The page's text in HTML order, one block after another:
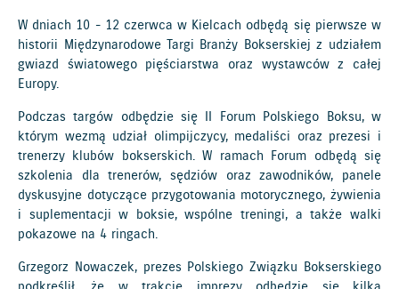
W dniach 10 - 12 czerwca w Kielcach odbędą się pierwsze w
historii Międzynarodowe Targi Branży Bokserskiej z udziałem
gwiazd światowego pięściarstwa oraz wystawców z całej
Europy.
Podczas targów odbędzie się II Forum Polskiego Boksu, w
którym wezmą udział olimpijczycy, medaliści oraz prezesi i
trenerzy klubów bokserskich. W ramach Forum odbędą się
szkolenia dla trenerów, sędziów oraz zawodników, panele
dyskusyjne dotyczące przygotowania motorycznego, żywienia
i suplementacji w boksie, wspólne treningi, a także walki
pokazowe na 4 ringach.
Grzegorz Nowaczek, prezes Polskiego Związku Bokserskiego